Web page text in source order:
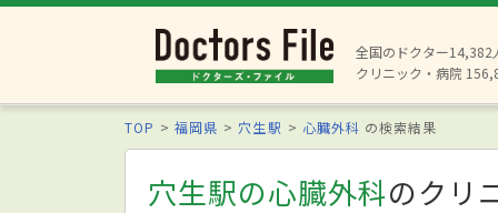
全国のドクター14,382
クリニック・病院
TOP 福岡県 穴生駅 心臓外科 の検索結果
穴生駅の心臓外科のクリ